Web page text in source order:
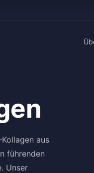
aus
führenden
Unser